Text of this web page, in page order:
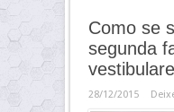
Como se
segunda
28/12/2015